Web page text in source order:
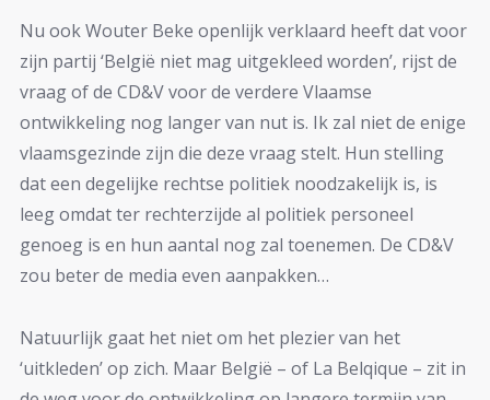
Nu ook Wouter Beke openlijk verklaard heeft dat voor
zijn partij ‘België niet mag uitgekleed worden’, rijst de
vraag of de CD&V voor de verdere Vlaamse
ontwikkeling nog langer van nut is. Ik zal niet de enige
vlaamsgezinde zijn die deze vraag stelt. Hun stelling
dat een degelijke rechtse politiek noodzakelijk is, is
leeg omdat ter rechterzijde al politiek personeel
genoeg is en hun aantal nog zal toenemen. De CD&V
zou beter de media even aanpakken…
Natuurlijk gaat het niet om het plezier van het
‘uitkleden’ op zich. Maar België – of La Belqique – zit in